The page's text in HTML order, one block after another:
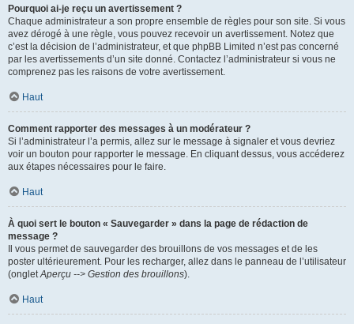
Pourquoi ai-je reçu un avertissement ?
Chaque administrateur a son propre ensemble de règles pour son site. Si vous
avez dérogé à une règle, vous pouvez recevoir un avertissement. Notez que
c’est la décision de l’administrateur, et que phpBB Limited n’est pas concerné
par les avertissements d’un site donné. Contactez l’administrateur si vous ne
comprenez pas les raisons de votre avertissement.
Haut
Comment rapporter des messages à un modérateur ?
Si l’administrateur l’a permis, allez sur le message à signaler et vous devriez
voir un bouton pour rapporter le message. En cliquant dessus, vous accéderez
aux étapes nécessaires pour le faire.
Haut
À quoi sert le bouton « Sauvegarder » dans la page de rédaction de
message ?
Il vous permet de sauvegarder des brouillons de vos messages et de les
poster ultérieurement. Pour les recharger, allez dans le panneau de l’utilisateur
(ongletAperçu --> Gestion des brouillons).
Haut